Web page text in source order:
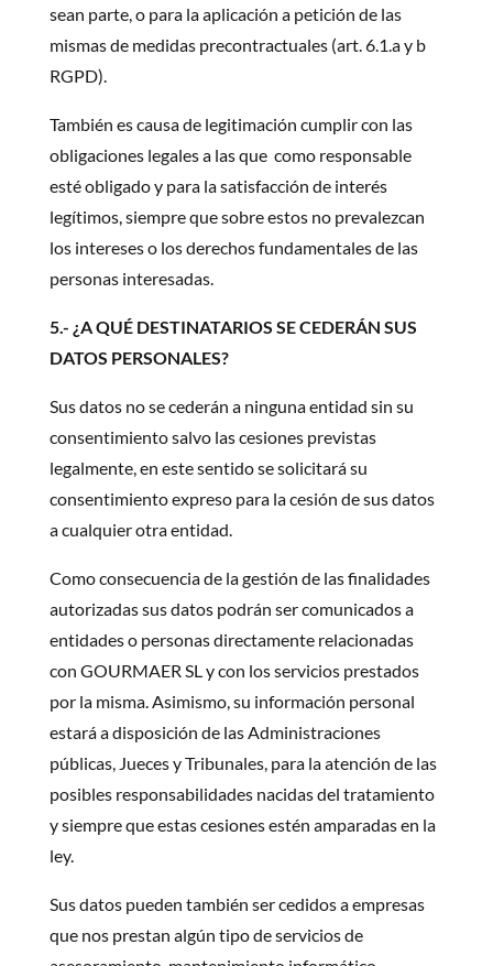
sean parte, o para la aplicación a petición de las
mismas de medidas precontractuales (art. 6.1.a y b
RGPD).
También es causa de legitimación cumplir con las
obligaciones legales a las que como responsable
esté obligado y para la satisfacción de interés
legítimos, siempre que sobre estos no prevalezcan
los intereses o los derechos fundamentales de las
personas interesadas.
5.- ¿A QUÉ DESTINATARIOS SE CEDERÁN SUS
DATOS PERSONALES?
Sus datos no se cederán a ninguna entidad sin su
consentimiento salvo las cesiones previstas
legalmente, en este sentido se solicitará su
consentimiento expreso para la cesión de sus datos
a cualquier otra entidad.
Como consecuencia de la gestión de las finalidades
autorizadas sus datos podrán ser comunicados a
entidades o personas directamente relacionadas
con GOURMAER SL y con los servicios prestados
por la misma. Asimismo, su información personal
estará a disposición de las Administraciones
públicas, Jueces y Tribunales, para la atención de las
posibles responsabilidades nacidas del tratamiento
y siempre que estas cesiones estén amparadas en la
ley.
Sus datos pueden también ser cedidos a empresas
que nos prestan algún tipo de servicios de